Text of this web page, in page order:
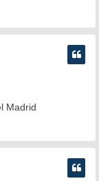
Madrid